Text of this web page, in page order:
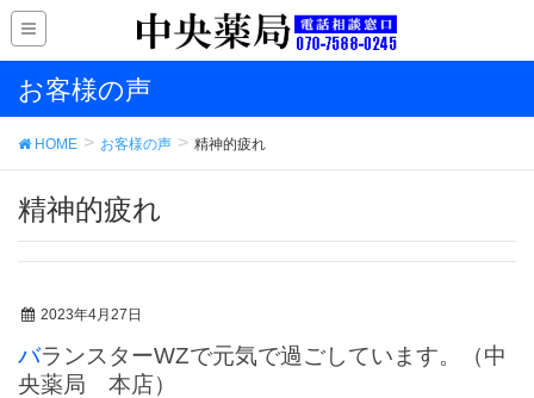
お客様の声
HOME お客様の声 精神的疲れ
精神的疲れ
2023年4月27日
バランスターWZで元気で過ごしています。（中
央薬局 本店）